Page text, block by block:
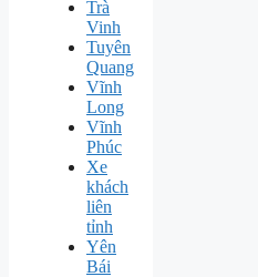
Trà
Vinh
Tuyên
Quang
Vĩnh
Long
Vĩnh
Phúc
Xe
khách
liên
tỉnh
Yên
Bái